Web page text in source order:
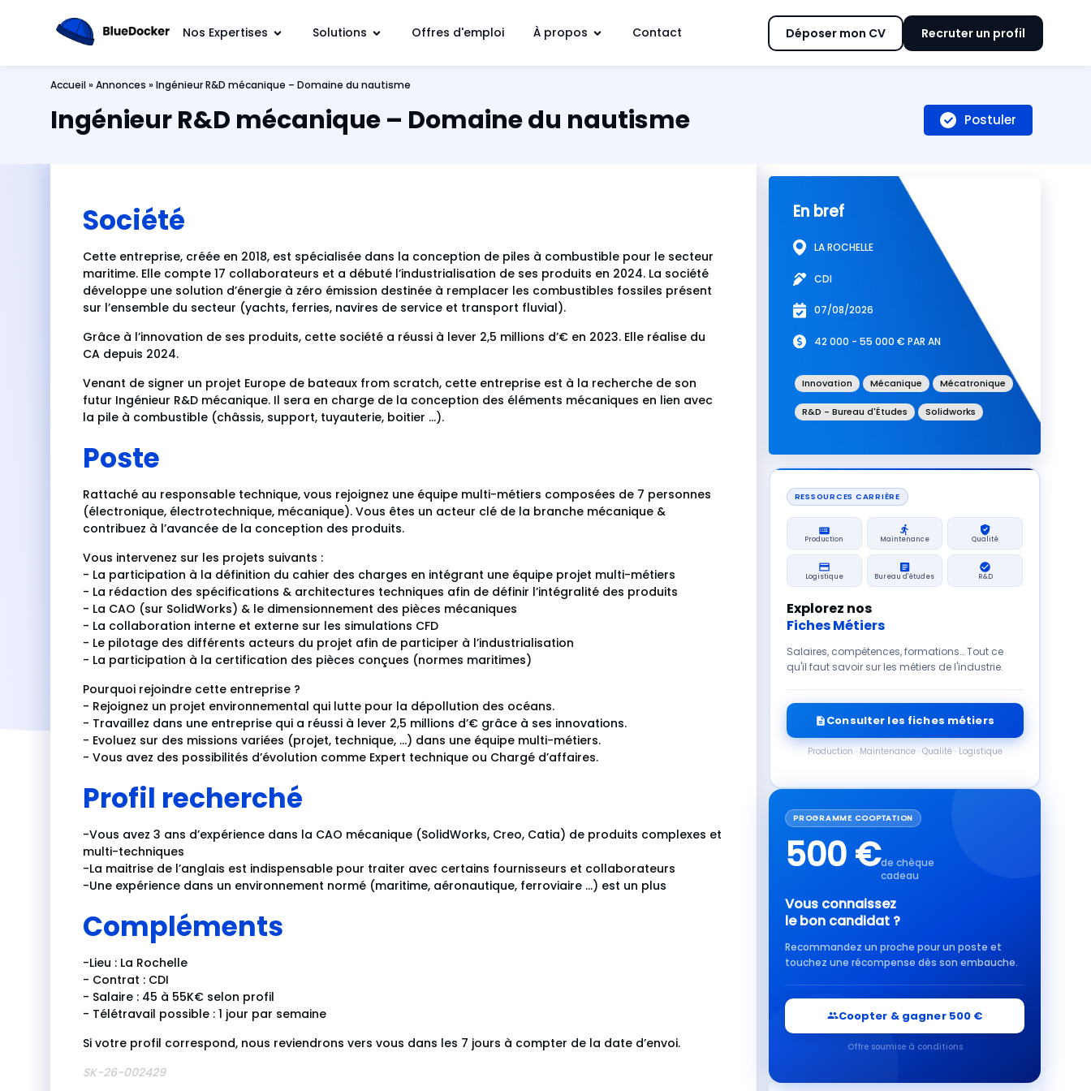
Nos Expertises Solutions Offres d'emploi À propos Contact Déposer mon CV Recruter un profil
Accueil» Annonces » Ingénieur R&D mécanique – Domaine du nautisme
Ingénieur R&D mécanique – Domaine du nautisme Postuler
Société
Cette entreprise, créée en 2018, est spécialisée dans la conception de piles à combustible pour le secteur
maritime. Elle compte 17 collaborateurs et a débuté l’industrialisation de ses produits en 2024. La société
développe une solution d’énergie à zéro émission destinée à remplacer les combustibles fossiles présent
sur l’ensemble du secteur (yachts, ferries, navires de service et transport fluvial).
Grâce à l’innovation de ses produits, cette société a réussi à lever 2,5 millions d’€ en 2023. Elle réalise du
CA depuis 2024.
Venant de signer un projet Europe de bateaux from scratch, cette entreprise est à la recherche de son
futur Ingénieur R&D mécanique. Il sera en charge de la conception des éléments mécaniques en lien avec
la pile à combustible (châssis, support, tuyauterie, boitier …).
Poste
Rattaché au responsable technique, vous rejoignez une équipe multi-métiers composées de 7 personnes
(électronique, électrotechnique, mécanique). Vous êtes un acteur clé de la branche mécanique &
contribuez à l’avancée de la conception des produits.
Vous intervenez sur les projets suivants :
- La participation à la définition du cahier des charges en intégrant une équipe projet multi-métiers
- La rédaction des spécifications & architectures techniques afin de définir l’intégralité des produits
- La CAO (sur SolidWorks) & le dimensionnement des pièces mécaniques
- La collaboration interne et externe sur les simulations CFD
- Le pilotage des différents acteurs du projet afin de participer à l’industrialisation
- La participation à la certification des pièces conçues (normes maritimes)
Pourquoi rejoindre cette entreprise ?
- Rejoignez un projet environnemental qui lutte pour la dépollution des océans.
- Travaillez dans une entreprise qui a réussi à lever 2,5 millions d’€ grâce à ses innovations.
- Evoluez sur des missions variées (projet, technique, …) dans une équipe multi-métiers.
- Vous avez des possibilités d’évolution comme Expert technique ou Chargé d’affaires.
Profil recherché
-Vous avez 3 ans d’expérience dans la CAO mécanique (SolidWorks, Creo, Catia) de produits complexes et
multi-techniques
-La maitrise de l’anglais est indispensable pour traiter avec certains fournisseurs et collaborateurs
-Une expérience dans un environnement normé (maritime, aéronautique, ferroviaire …) est un plus
Compléments
-Lieu : La Rochelle
- Contrat : CDI
- Salaire : 45 à 55K€ selon profil
- Télétravail possible : 1 jour par semaine
Si votre profil correspond, nous reviendrons vers vous dans les 7 jours à compter de la date d’envoi.
SK-26-002429
En bref
LA ROCHELLE
CDI
07/08/2026
42 000 - 55 000 € PAR AN
Innovation Mécanique Mécatronique
R&D - Bureau d'Études Solidworks
RESSOURCES CARRIÈRE
Production Maintenance Qualité
Logistique Bureau d'études R&D
Explorez nos
Fiches Métiers
Salaires, compétences, formations… Tout ce
qu'il faut savoir sur les métiers de l'industrie.
Consulter les fiches métiers
Production · Maintenance · Qualité · Logistique
PROGRAMME COOPTATION
500 €de chèque
cadeau
Vous connaissez
le bon candidat ?
Recommandez un proche pour un poste et
touchez une récompense dès son embauche.
Coopter & gagner 500 €
Offre soumise à conditions